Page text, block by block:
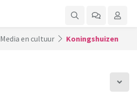
Media en cultuur Koningshuizen